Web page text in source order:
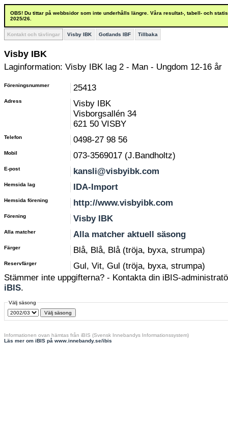
OBS! Du tittar på webbsidor som inte underhålls längre. Våra resultat-, tabell- och
2025/26.
Kontakt och tävlingar Visby IBK Gotlands IBF Tillbaka
Visby IBK
Laginformation: Visby IBK lag 2 - Man - Ungdom 12-16 år
Föreningsnummer 25413
Adress
Visby IBK
Visborgsallén 34
621 50 VISBY
Telefon 0498-27 98 56
Mobil 073-3569017 (J.Bandholtz)
E-post kansli@visbyibk.com
Hemsida lag IDA-Import
Hemsida förening http://www.visbyibk.com
Förening Visby IBK
Alla matcher Alla matcher aktuell säsong
Färger Blå, Blå, Blå (tröja, byxa, strumpa)
Reservfärger
Gul, Vit, Gul (tröja, byxa, strumpa)
Stämmer inte uppgifterna? - Kontakta din iBIS-
iBIS.
Välj säsong
Informationen ovan hämtas från iBIS (Svensk Innebandys Informationssystem)
Läs mer om iBIS på www.innebandy.se/ibis